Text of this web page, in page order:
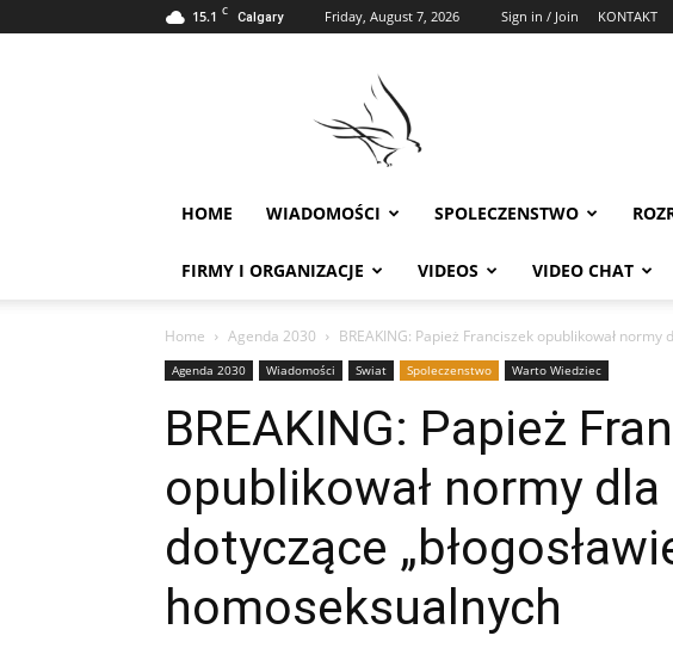
15.1 C Calgary Friday, August 7, 2026 Sign in / Join KONTAKT
Polonia
w
Calgary
HOME WIADOMOŚCI SPOLECZENSTWO
FIRMY I ORGANIZACJE VIDEOS VIDEO CHAT
Home Agenda 2030 BREAKING: Papież Franciszek opublikował
Agenda 2030 Wiadomości Swiat Spoleczenstwo Warto Wiedziec
BREAKING: Papież
opublikował normy
dotyczące
homoseksualnych